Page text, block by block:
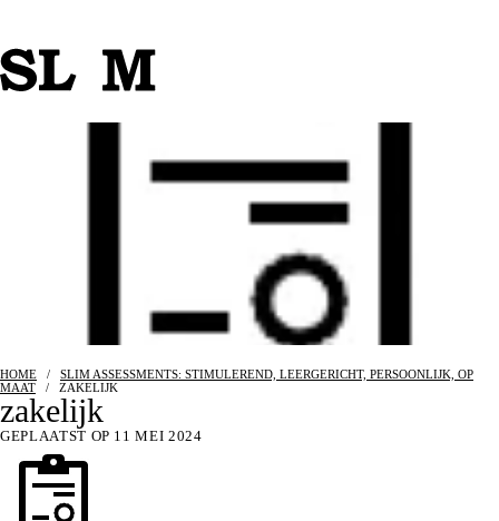
HOME / SLIM ASSESSMENTS: STIMULEREND, LEERGERICHT, PERSOONLIJK, OP
MAAT / ZAKELIJK
zakelijk
GEPLAATST OP 11 MEI 2024